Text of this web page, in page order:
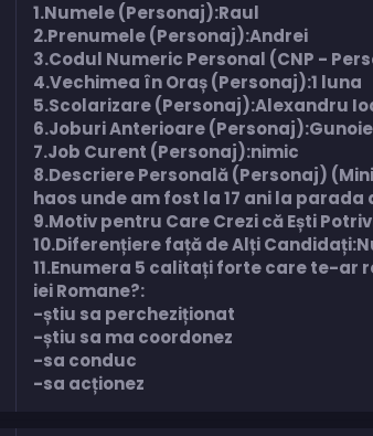
1.Numele (Personaj):Raul
2.Prenumele (Personaj):Andrei
3.Codul Numeric Personal (CNP -
4.Vechimea în Oraș (Personaj):1 luna
5.Scolarizare (Personaj):Alexandru
6.Joburi Anterioare
7.Job Curent (Personaj):nimic
8.Descriere Personală (Personaj)
haos unde am fost la 17 ani la
9.Motiv pentru Care Crezi că Ești
10.Diferențiere față de Alți
11.Enumera 5 calitați forte care te-ar
iei Romane?:
-știu sa percheziționat
-știu sa ma coordonez
-sa conduc
-sa acționez